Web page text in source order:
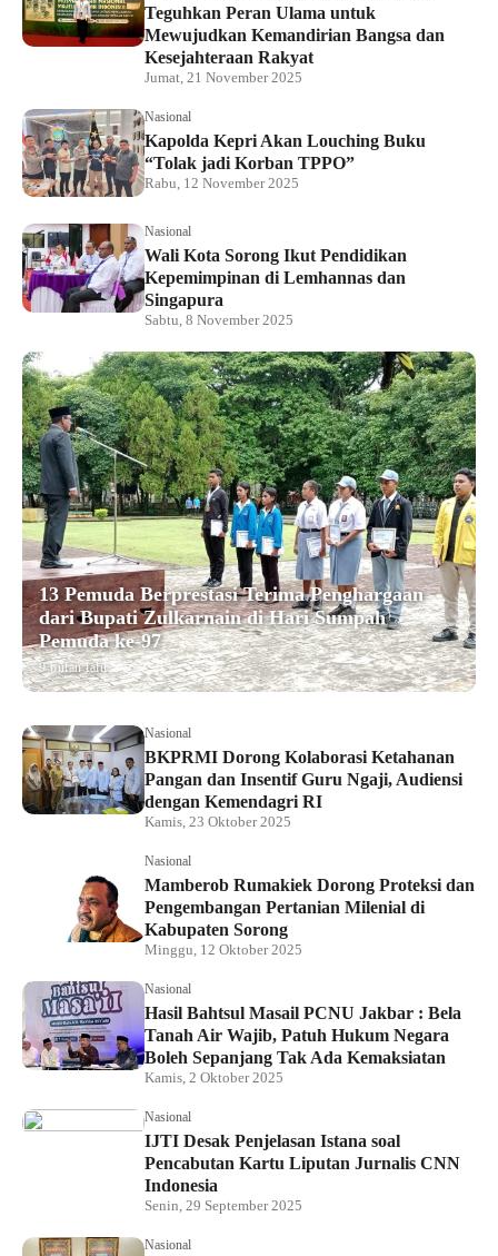
Teguhkan Peran Ulama untuk
Mewujudkan Kemandirian Bangsa dan
Kesejahteraan Rakyat
Jumat, 21 November 2025
Nasional
Kapolda Kepri Akan Louching Buku
“Tolak jadi Korban TPPO”
Rabu, 12 November 2025
Nasional
Wali Kota Sorong Ikut Pendidikan
Kepemimpinan di Lemhannas dan
Singapura
Sabtu, 8 November 2025
13 Pemuda Berprestasi Terima Penghargaan
dari Bupati Zulkarnain di Hari Sumpah
Pemuda ke-97
9 bulan lalu
Nasional
BKPRMI Dorong Kolaborasi Ketahanan
Pangan dan Insentif Guru Ngaji, Audiensi
dengan Kemendagri RI
Kamis, 23 Oktober 2025
Nasional
Mamberob Rumakiek Dorong Proteksi dan
Pengembangan Pertanian Milenial di
Kabupaten Sorong
Minggu, 12 Oktober 2025
Nasional
Hasil Bahtsul Masail PCNU Jakbar : Bela
Tanah Air Wajib, Patuh Hukum Negara
Boleh Sepanjang Tak Ada Kemaksiatan
Kamis, 2 Oktober 2025
Nasional
IJTI Desak Penjelasan Istana soal
Pencabutan Kartu Liputan Jurnalis CNN
Indonesia
Senin, 29 September 2025
Nasional